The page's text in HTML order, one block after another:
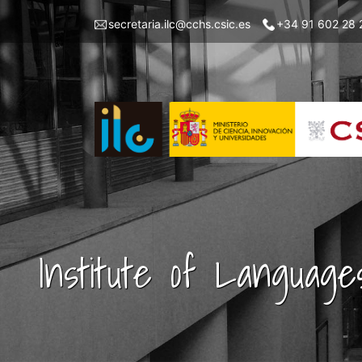
main
content
Menu
left
ILC
secretaria.ilc@cchs.csic.es +34 91 602 28
Institute of